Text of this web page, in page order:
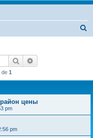
Buscar
de 1
цены
pm
pm